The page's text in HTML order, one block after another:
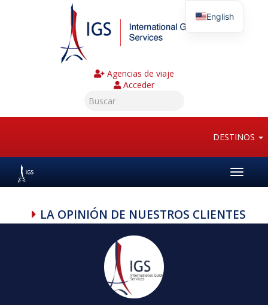
Agencias de viaje
Acceder
DESTINOS
Toggle
LA OPINIÓN DE NUESTROS CLIENTES
English